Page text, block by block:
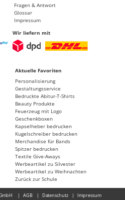
Fragen & Antwort
Glossar
Impressum
Wir liefern mit
Aktuelle Favoriten
Personalisierung
Gestaltungsservice
Bedruckte Abitur-T-Shirts
Beauty Produkte
Feuerzeug mit Logo
Geschenkboxen
Kapselheber bedrucken
Kugelschreiber bedrucken
Merchandise für Bands
Spitzer bedrucken
Textile Give-Aways
Werbeartikel zu Silvester
Werbeartikel zu Weihnachten
Zurück zur Schule
AGB Datenschutz Impressum